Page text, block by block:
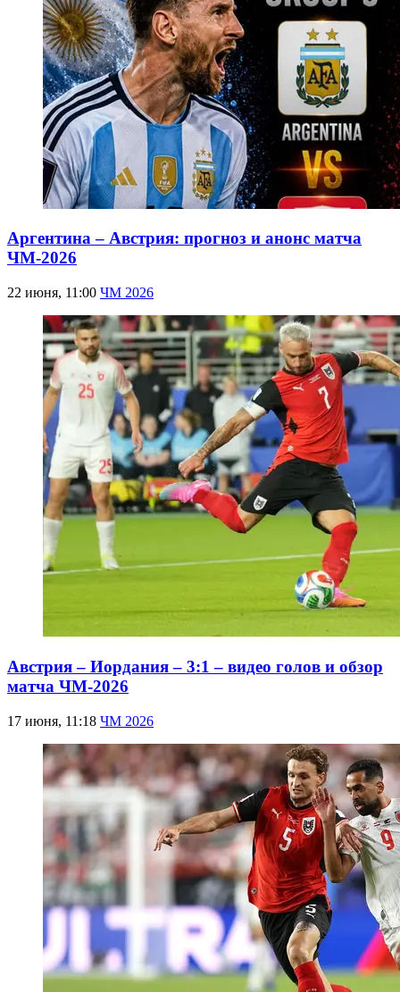
Аргентина – Австрия: прогноз и анонс матча
ЧМ-2026
22 июня, 11:00 ЧМ 2026
Австрия – Иордания – 3:1 – видео голов и обзор
матча ЧМ-2026
17 июня, 11:18 ЧМ 2026